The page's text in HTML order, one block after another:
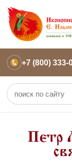
+7 (800) 333-
Петр